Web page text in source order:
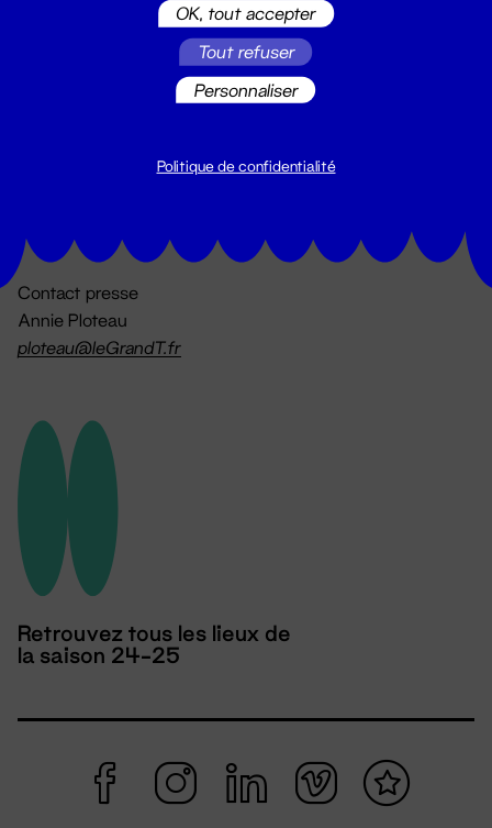
billetterie@leGrandT.fr
Contact presse
Annie Ploteau
ploteau@leGrandT.fr
Retrouvez tous les lieux de
la saison 24-25
OK, tout accepter
Tout refuser
Personnaliser
Politique de confidentialité